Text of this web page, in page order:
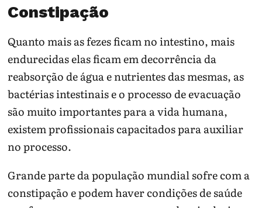
Constipação
Quanto mais as fezes ficam no intestino, mais
endurecidas elas ficam em decorrência da
reabsorção de água e nutrientes das mesmas, as
bactérias intestinais e o processo de evacuação
são muito importantes para a vida humana,
existem profissionais capacitados para auxiliar
no processo.
Grande parte da população mundial sofre com a
constipação e podem haver condições de saúde